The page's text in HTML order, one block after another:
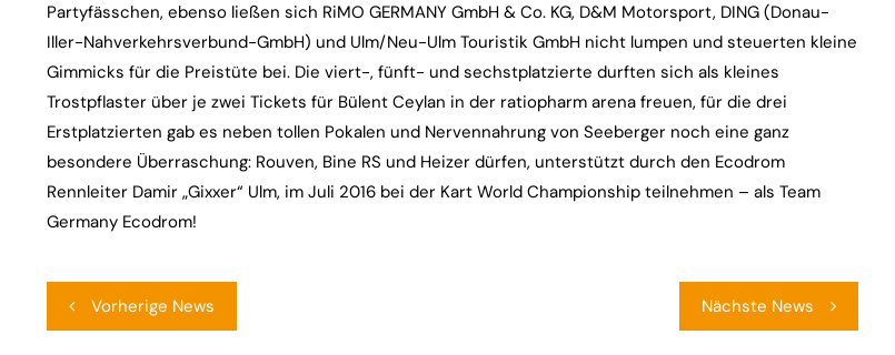
Partyfässchen, ebenso ließen sich RiMO GERMANY GmbH & Co. KG, D&M Motorsport, DING (Donau-
Iller-Nahverkehrsverbund-GmbH) und Ulm/Neu-Ulm Touristik GmbH nicht lumpen und steuerten kleine
Gimmicks für die Preistüte bei. Die viert-, fünft- und sechstplatzierte durften sich als kleines
Trostpflaster über je zwei Tickets für Bülent Ceylan in der ratiopharm arena freuen, für die drei
Erstplatzierten gab es neben tollen Pokalen und Nervennahrung von Seeberger noch eine ganz
besondere Überraschung: Rouven, Bine RS und Heizer dürfen, unterstützt durch den Ecodrom
Rennleiter Damir „Gixxer“ Ulm, im Juli 2016 bei der Kart World Championship teilnehmen – als Team
Germany Ecodrom!
Beitragsnavigation
Vorherige News Nächste News